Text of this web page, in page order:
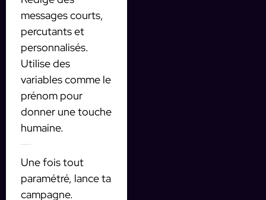
messages courts,
percutants et
personnalisés.
Utilise des
variables comme le
prénom pour
donner une touche
humaine.
Une fois tout
paramétré, lance ta
campagne.